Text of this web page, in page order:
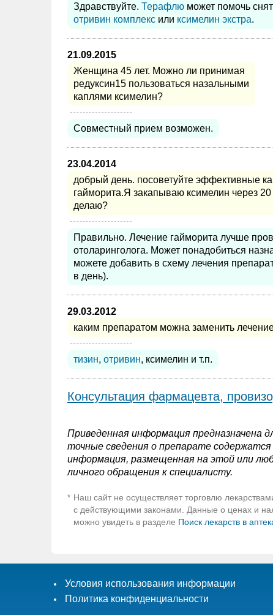
Здравствуйте. Терафлю может помочь
отривин комплекс или ксимелин экстра.
21.09.2015
Женщина 45 лет. Можно ли принимая
редуксин15 пользоваться назальными
каплями ксимелин?
Совместный прием возможен.
23.04.2014
добрый день. посоветуйте эффективные
гайморита.Я закапываю ксимелин через
делаю?
Правильно. Лечение гайморита лучше
отоларинголога. Может понадобиться
можете добавить в схему лечения
в день).
29.03.2012
каким препаратом можна заменить
тизин, отривин, ксимелин и т.п.
Консультация фармацевта,
Приведенная информация предназначена
точные сведения о препарате содержатся
информация, размещенная на этой или
личного обращения к специалисту.
* Наш сайт не осуществляет торговлю
с действующими законами. Данные о ценах и
можно увидеть в разделе Поиск лекарств в
Условия использования информации
Политика конфиденциальности